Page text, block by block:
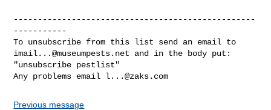
--------------------------------------------------
-----------
imail...@museumpests.net and in the body put:
"unsubscribe pestlist"
Any problems email l...@zaks.com
Previous message